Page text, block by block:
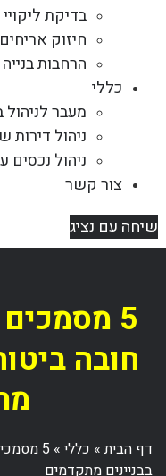
בדיקת ליקויי
חיזוק אריחים
הרחבות בנייה
כללי
מעבר
ניהול דירות
ניהול נכסים
צור קשר
שיחה עם נציג
5
חובה
דף הבית» כללי»
5
בבניינים מתקדמים